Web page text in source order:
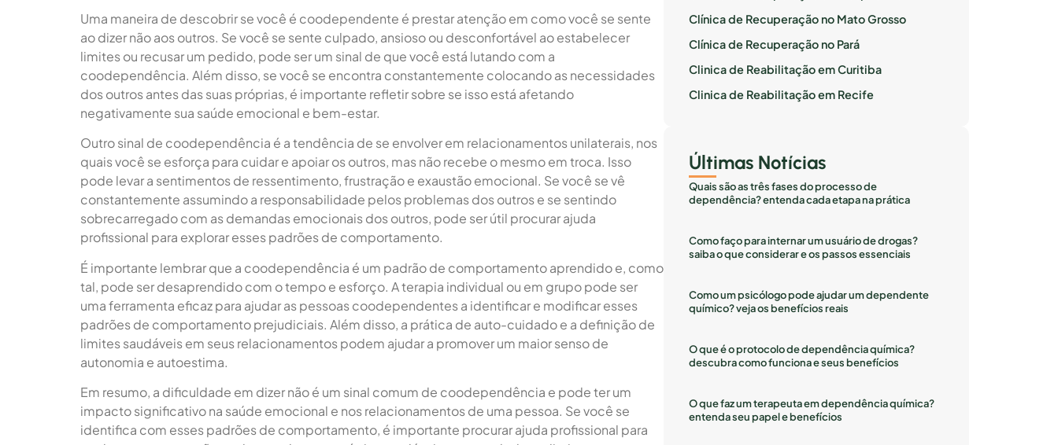
Uma maneira de descobrir se você é coodependente é prestar atenção em como você se sente
ao dizer não aos outros. Se você se sente culpado, ansioso ou desconfortável ao estabelecer
limites ou recusar um pedido, pode ser um sinal de que você está lutando com a
coodependência. Além disso, se você se encontra constantemente colocando as necessidades
dos outros antes das suas próprias, é importante refletir sobre se isso está afetando
negativamente sua saúde emocional e bem-estar.
Outro sinal de coodependência é a tendência de se envolver em relacionamentos unilaterais, nos
quais você se esforça para cuidar e apoiar os outros, mas não recebe o mesmo em troca. Isso
pode levar a sentimentos de ressentimento, frustração e exaustão emocional. Se você se vê
constantemente assumindo a responsabilidade pelos problemas dos outros e se sentindo
sobrecarregado com as demandas emocionais dos outros, pode ser útil procurar ajuda
profissional para explorar esses padrões de comportamento.
É importante lembrar que a coodependência é um padrão de comportamento aprendido e, como
tal, pode ser desaprendido com o tempo e esforço. A terapia individual ou em grupo pode ser
uma ferramenta eficaz para ajudar as pessoas coodependentes a identificar e modificar esses
padrões de comportamento prejudiciais. Além disso, a prática de auto-cuidado e a definição de
limites saudáveis em seus relacionamentos podem ajudar a promover um maior senso de
autonomia e autoestima.
Em resumo, a dificuldade em dizer não é um sinal comum de coodependência e pode ter um
impacto significativo na saúde emocional e nos relacionamentos de uma pessoa. Se você se
identifica com esses padrões de comportamento, é importante procurar ajuda profissional para
Clínica de Recuperação no Mato Grosso
Clínica de Recuperação no Pará
Clinica de Reabilitação em Curitiba
Clinica de Reabilitação em Recife
Últimas Notícias
Quais são as três fases do processo de
dependência? entenda cada etapa na prática
Como faço para internar um usuário de drogas?
saiba o que considerar e os passos essenciais
Como um psicólogo pode ajudar um dependente
químico? veja os benefícios reais
O que é o protocolo de dependência química?
descubra como funciona e seus benefícios
O que faz um terapeuta em dependência química?
entenda seu papel e benefícios